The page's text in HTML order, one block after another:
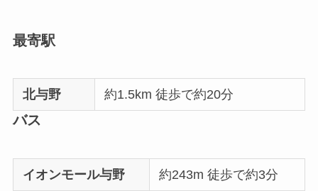
最寄駅
北与野 約1.5km 徒歩で約20分
バス
イオンモール与野 約243m 徒歩で約3分